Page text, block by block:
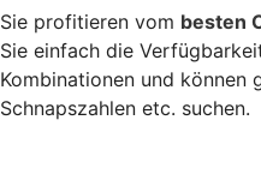
Sie profitieren vom besten
Sie einfach die
Kombinationen und können
Schnapszahlen etc. suchen.